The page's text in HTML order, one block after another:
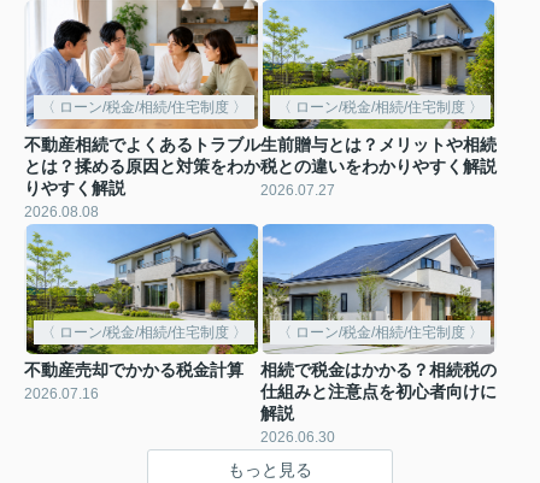
〈 ローン/税金/相続/住宅制度 〉
不動産相続でよくあるトラブル
とは？揉める原因と対策をわか
りやすく解説
2026.08.08
〈 ローン/税金/相続/住宅制度 〉
生前贈与とは？メリットや相続
税との違いをわかりやすく解説
2026.07.27
〈 ローン/税金/相続/住宅制度 〉
不動産売却でかかる税金計算
2026.07.16
〈 ローン/税金/相続/住宅制度 〉
相続で税金はかかる？相続税の
仕組みと注意点を初心者向けに
解説
2026.06.30
もっと見る